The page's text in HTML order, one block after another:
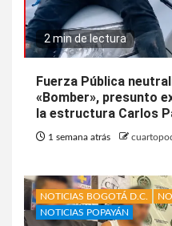
2 min de lectura
Fuerza Pública
«Bomber», presunto
la estructura Carlos
1 semana atrás
NOTICIAS BOGOTÁ D.C.
NOTICIAS POPAYÁN